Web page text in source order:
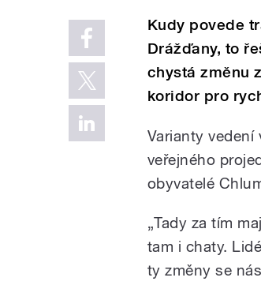
Kudy povede
Drážďany, to
chystá změnu
koridor pro
Varianty
veřejného
obyvatelé
„Tady za tím
tam i chaty.
ty změny se